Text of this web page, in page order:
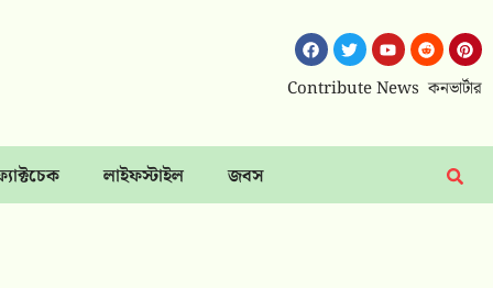
Contribute News কনভার্টার
লাইফস্টাইল জবস